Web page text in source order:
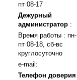
пт 08-17
Дежурный
администратор :
Время работы : пн-
пт 08-18, сб-вс
круглосуточно
e-mail:
Телефон доверия